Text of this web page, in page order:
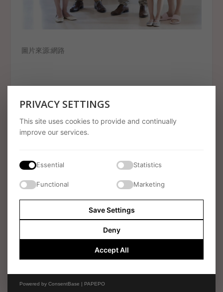
圖片來源:網路
可收到合用的禮物，毋須覺得尷尬。
SHARE:
包】秋日結婚配色＋場地佈
秋季婚禮必備元素打造夢幻
浪漫！
Z世代婚禮新趨勢｜8大個性
化婚禮設計＋創意花藝與無
PRIVACY SETTINGS
This site uses cookies to provide and continually
improve our services.
Essential Statistics
Functional Marketing
Save Settings
Deny
Accept All
Powered by ConsentBase | PAPEPO